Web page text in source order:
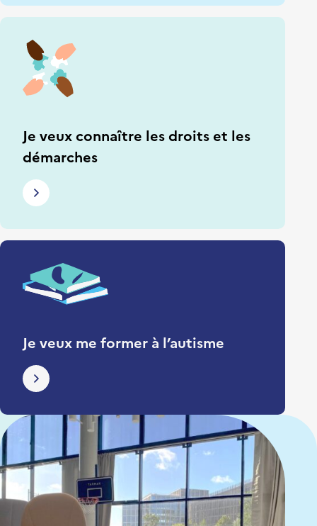
Je veux connaître les droits et les
démarches
Je veux me former à l’autisme